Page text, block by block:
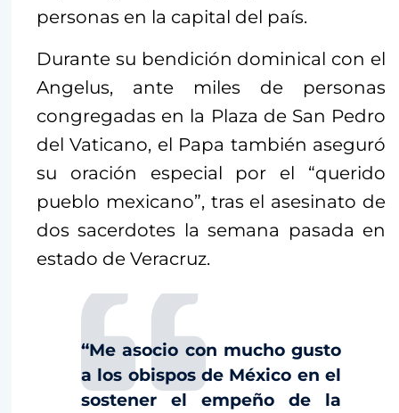
personas en la capital del país.
Durante su bendición dominical con el
Angelus, ante miles de personas
congregadas en la Plaza de San Pedro
del Vaticano, el Papa también aseguró
su oración especial por el “querido
pueblo mexicano”, tras el asesinato de
dos sacerdotes la semana pasada en
estado de Veracruz.
“Me asocio con mucho gusto
a los obispos de México en el
sostener el empeño de la